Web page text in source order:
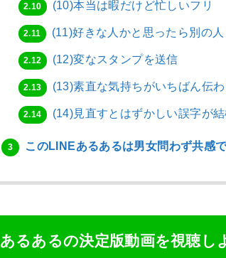
2.10 (10)本当は暇だけど忙しいフリ
2.11 (11)好きな人かと思ったら別の
2.12 (12)変なスタンプを送信
2.13 (13)素直な気持ちがいちばん伝わ
2.14 (14)見直すとはずかしい誤字が
3 このLINEあるあるは男女問わず共感で
るあるの決定版動画を視聴し